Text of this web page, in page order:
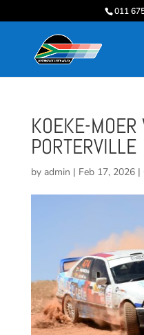
011
KOEKE-MOER
PORTERVILLE
by admin | Feb 17, 2026|